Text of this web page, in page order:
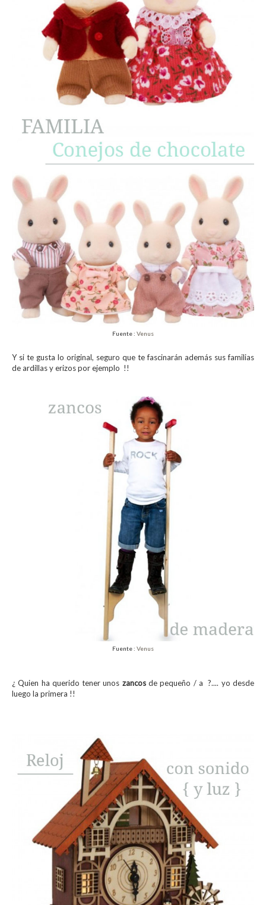
Fuente : Venus
Y si te gusta lo original, seguro que te fascinarán además sus familias
de ardillas y erizos por ejemplo !!
Fuente : Venus
¿ Quien ha querido tener unos zancosde pequeño / a ?.... yo desde
luego la primera !!